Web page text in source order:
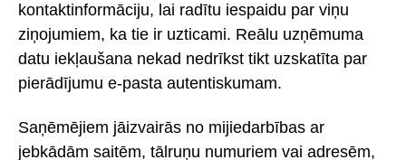
kontaktinformāciju, lai radītu iespaidu par viņu
ziņojumiem, ka tie ir uzticami. Reālu uzņēmuma
datu iekļaušana nekad nedrīkst tikt uzskatīta par
pierādījumu e-pasta autentiskumam.
Saņēmējiem jāizvairās no mijiedarbības ar
jebkādām saitēm, tālruņu numuriem vai adresēm,